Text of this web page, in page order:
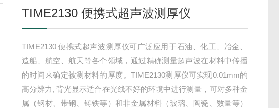
TIME2130 便携式超声波测厚仪
TIME2130 便携式超声波测厚仪可广泛应用于石油、化工、冶金、
造船、航空、航天等各个领域，通过精确测量超声波在材料中传播
的时间来确定被测材料的厚度。TIME2130测厚仪可实现0.01mm的
高分辨力, 背光显示适合在光线不好的环境中进行测量，可对多种金
属（钢材、带钢、铸铁等）和非金属材料（玻璃、陶瓷、数量等）